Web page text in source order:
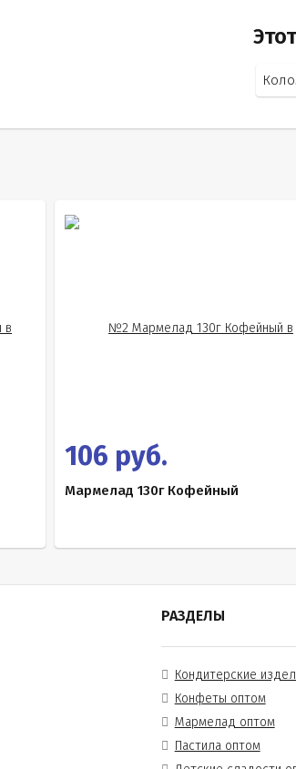
106 руб.
Мармелад 130г Кофейный
РАЗДЕЛЫ
Кондитерские
Конфеты оптом
Мармелад оптом
Пастила оптом